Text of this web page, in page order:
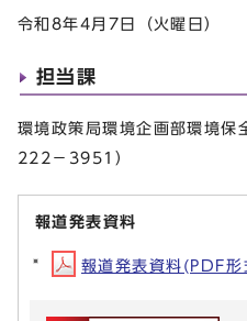
令和8年4月7日（火曜日）
担当課
環境政策局環境企画部環境
222－3951）
報道発表資料
報道発表資料(PDF